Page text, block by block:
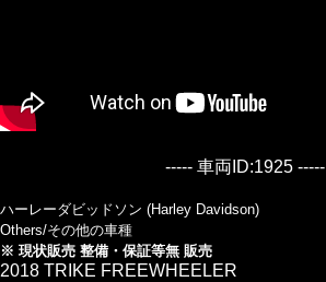
----- 車両ID:1925 -----
ハーレーダビッドソン (Harley Davidson)
Others/その他の車種
※ 現状販売 整備・保証等無 販売
2018 TRIKE FREEWHEELER